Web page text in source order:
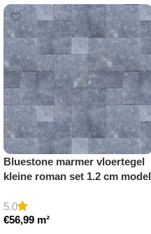
Bluestone marmer vloertegel
kleine roman set 1.2 cm model
5.0
€56,99 m²